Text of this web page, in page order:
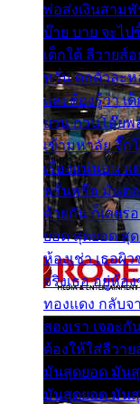
พ่อส่งเงินสาม
บ๊าย บาย จะไป
เด็กใต้ ลีวายส์
หวั่น ตกตัวละห
และต้องรู้ว่า เ
ยวน กวนโอ๊ยพ
เข้ามหาลัย จิ๊ก
เรื่องแน่นอน แ
พรั่นพรือ มันตอ
ด้วยกัน ก็เลยร
ยอด สุดยอด สุ
ห้องเช่า เธอผิ
จริงเธอ อยู่ห้อ
ทองแดง กลับจ
สองเรา เจอะ
ต้องให้ใส่ลีวา
มันสุดยอด มัน
มันสุดยอด มัน